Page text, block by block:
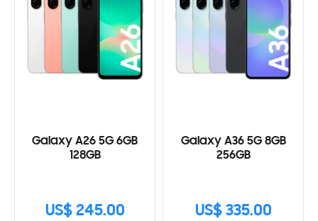
Galaxy A26 5G 6GB
128GB
US$ 245.00
Galaxy A36 5G 8GB
256GB
US$ 335.00